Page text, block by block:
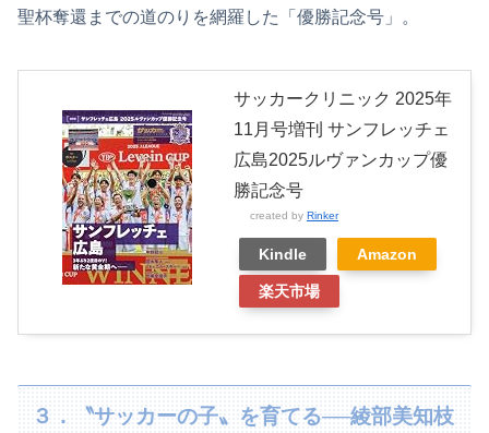
聖杯奪還までの道のりを網羅した「優勝記念号」。
サッカークリニック 2025年
11月号増刊 サンフレッチェ
広島2025ルヴァンカップ優
勝記念号
created by Rinker
Kindle Amazon
楽天市場
３．〝サッカーの子〟を育てる──綾部美知枝